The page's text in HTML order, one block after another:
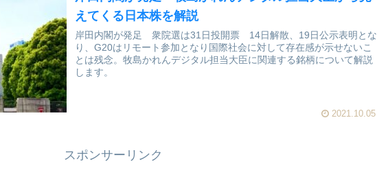
えてくる日本株を解説
岸田内閣が発足 衆院選は31日投開票 14日解散、19日公示表明とな
り、G20はリモート参加となり国際社会に対して存在感が示せないこ
とは残念。牧島かれんデジタル担当大臣に関連する銘柄について解説
します。
2021.10.05
スポンサーリンク